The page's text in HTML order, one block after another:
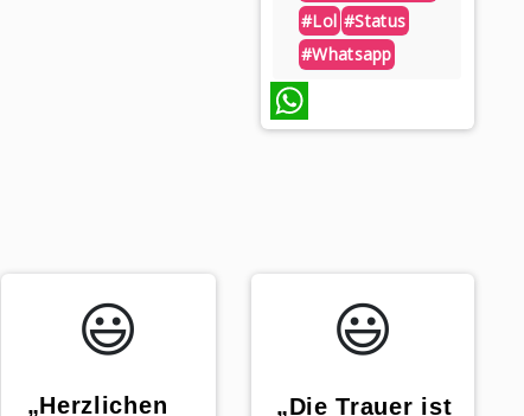
#lol #status
#whatsapp
😃️
„Herzlichen
😃️
„Die Trauer ist